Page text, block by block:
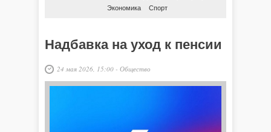
Экономика
Спорт
Надбавка на уход к пенсии
24 мая 2026, 15:00 - Общество